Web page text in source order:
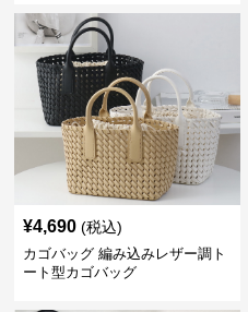
¥4,690 (税込)
カゴバッグ 編み込みレザー調ト
ート型カゴバッグ